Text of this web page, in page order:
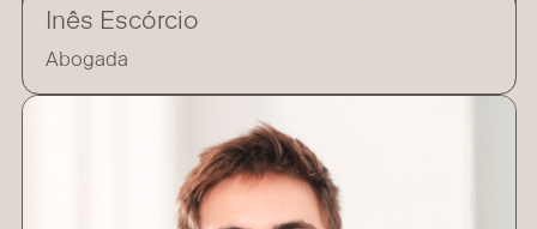
Inês Escórcio
Abogada